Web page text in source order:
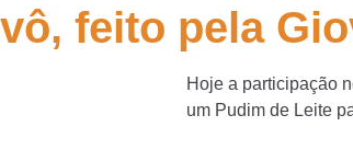
feito pela
Hoje a participação
um Pudim de Leite